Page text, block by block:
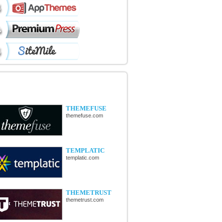
THEMEFUSE
themefuse.com
TEMPLATIC
templatic.com
THEMETRUST
themetrust.com